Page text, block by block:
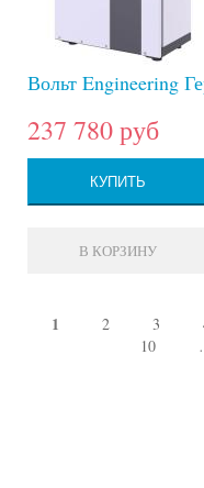
Вольт Engineering
237 780 руб
КУПИТЬ
В КОРЗИНУ
1 2 3
10